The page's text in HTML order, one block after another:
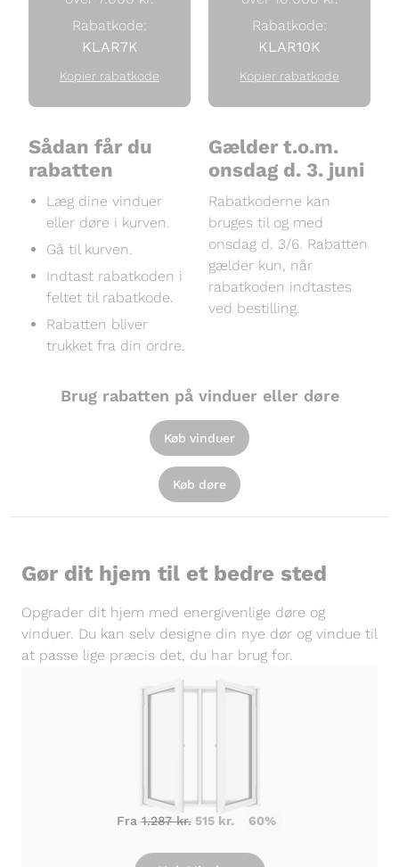
Rabatkode:
KLAR7K
Kopier rabatkode
Rabatkode:
KLAR10K
Kopier rabatkode
Sådan får du
rabatten
Læg dine vinduer
eller døre i kurven.
Gå til kurven.
Indtast rabatkoden i
feltet til rabatkode.
Rabatten bliver
trukket fra din ordre.
Gælder t.o.m.
onsdag d. 3. juni
Rabatkoderne kan
bruges til og med
onsdag d. 3/6. Rabatten
gælder kun, når
rabatkoden indtastes
ved bestilling.
Brug rabatten på vinduer eller døre
Køb vinduer
Køb døre
Gør dit hjem til et bedre sted
Opgrader dit hjem med energivenlige døre og
vinduer. Du kan selv designe din nye dør og vindue til
at passe lige præcis det, du har brug for.
Fra 1.287 kr. 515 kr. 60%